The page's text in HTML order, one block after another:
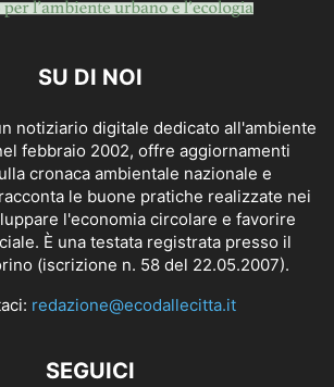
SU DI NOI
notiziario digitale dedicato all'ambiente
febbraio 2002, offre aggiornamenti
cronaca ambientale nazionale e
le buone pratiche realizzate nei
l'economia circolare e favorire
È una testata registrata presso il
(iscrizione n. 58 del 22.05.2007).
redazione@ecodallecitta.it
SEGUICI